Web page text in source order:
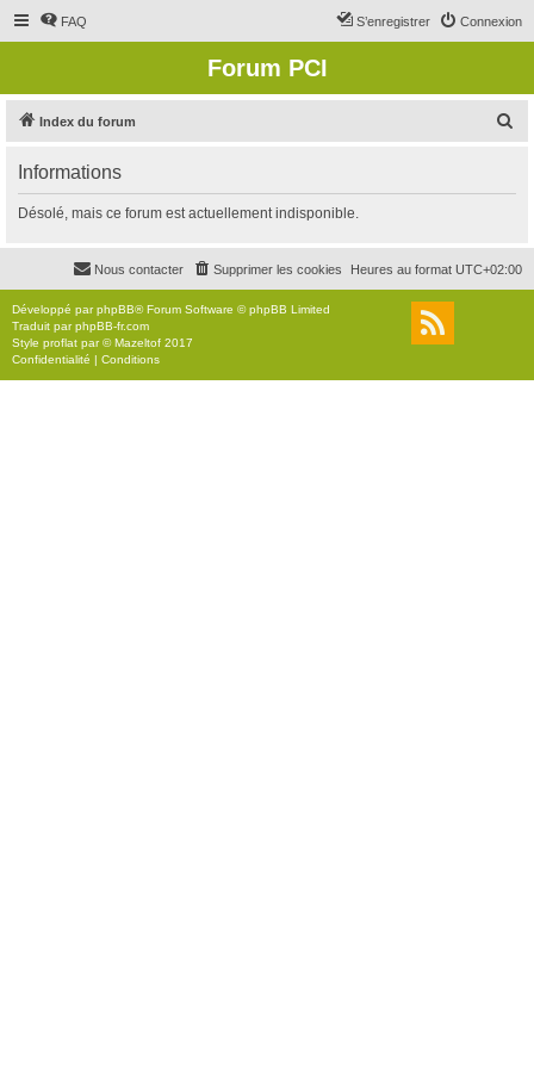
FAQ Connexion
S’enregistrer
Forum PCI
Index du forum
r
c
r
Informations
Désolé, mais ce forum est actuellement indisponible.
Heures au format UTC+02:00
Supprimer les cookies
Nous contacter
Développé parphpBB® Forum Software © phpBB Limited
Traduit parphpBB-fr.com
Style proflat par ©Mazeltof 2017
Confidentialité | Conditions